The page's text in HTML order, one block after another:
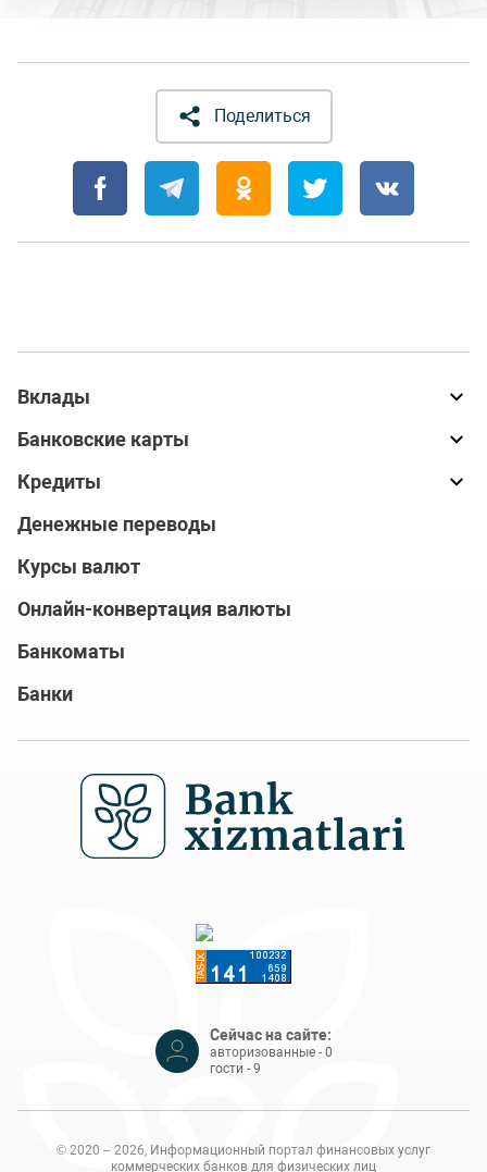
Поделиться
Вклады
Банковские карты
Кредиты
Денежные переводы
Курсы валют
Онлайн-конвертация валюты
Банкоматы
Банки
Сейчас на сайте:
авторизованные - 0
гости - 9
© 2020 – 2026, Информационный портал финансовых услуг
коммерческих банков для физических лиц